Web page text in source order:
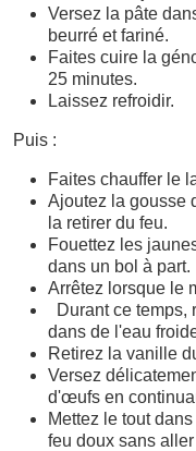
Versez la pâte
beurré et fariné.
Faites cuire la
25 minutes.
Laissez refroidir.
Puis :
Faites chauffer le
Ajoutez la gousse
la retirer du feu.
Fouettez les
dans un bol à part.
Arrêtez lorsque le
Durant ce temps,
dans de l'eau
Retirez la vanille
Versez
d'œufs en
Mettez le tout
feu doux sans